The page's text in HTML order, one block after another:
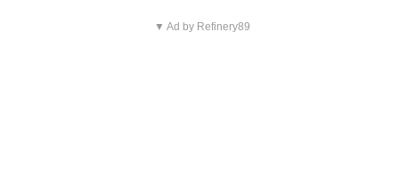
▼ Ad by Refinery89